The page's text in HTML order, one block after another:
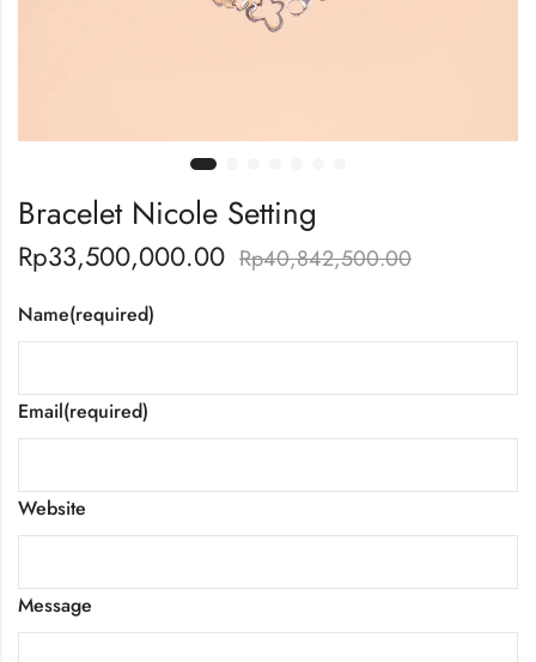
Bracelet Nicole Setting
Rp33,500,000.00 Rp40,842,500.00
Name(required)
Email(required)
Website
Message